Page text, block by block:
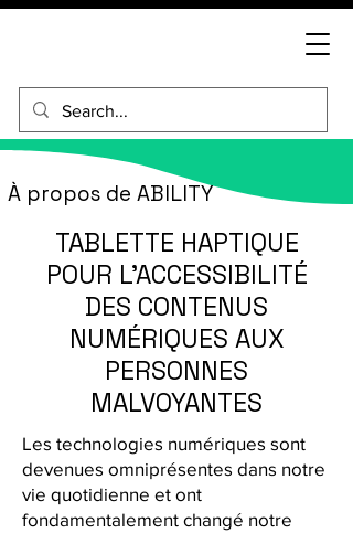
À propos de ABILITY
TABLETTE HAPTIQUE
POUR L'ACCESSIBILITÉ
DES CONTENUS
NUMÉRIQUES AUX
PERSONNES
MALVOYANTES
Les technologies numériques sont
devenues omniprésentes dans notre
vie quotidienne et ont
fondamentalement changé notre